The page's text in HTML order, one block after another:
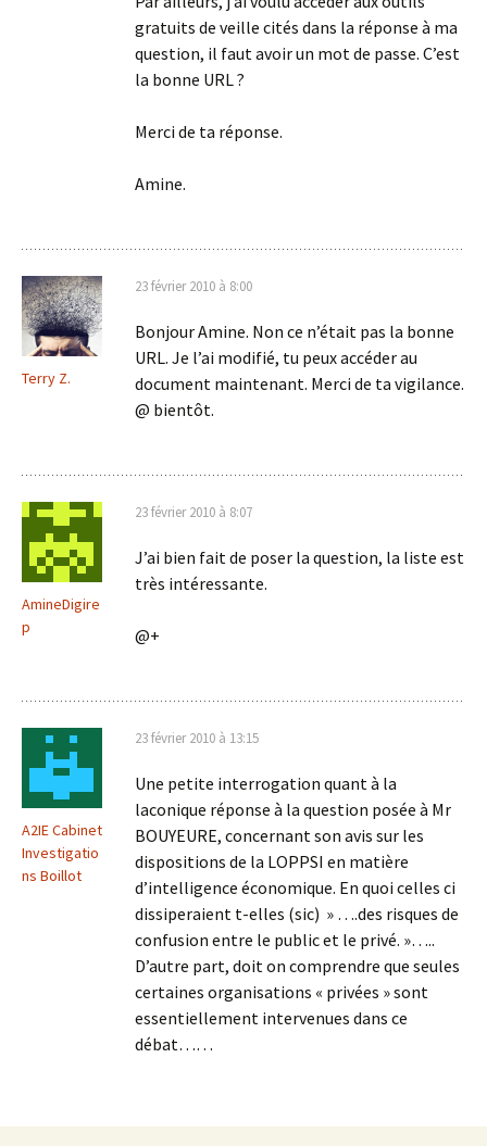
gratuits de veille cités dans la réponse à ma
question, il faut avoir un mot de passe. C’est
la bonne URL ?
Merci de ta réponse.
Amine.
Terry Z.
23 février 2010 à 8:00
Bonjour Amine. Non ce n’était pas la bonne
URL. Je l’ai modifié, tu peux accéder au
document maintenant. Merci de ta vigilance.
@ bientôt.
AmineDigire
p
23 février 2010 à 8:07
J’ai bien fait de poser la question, la liste est
très intéressante.
@+
A2IE Cabinet
Investigatio
ns Boillot
23 février 2010 à 13:15
Une petite interrogation quant à la
laconique réponse à la question posée à Mr
BOUYEURE, concernant son avis sur les
dispositions de la LOPPSI en matière
d’intelligence économique. En quoi celles ci
dissiperaient t-elles (sic) » ….des risques de
confusion entre le public et le privé. »…..
D’autre part, doit on comprendre que seules
certaines organisations « privées » sont
essentiellement intervenues dans ce
débat……